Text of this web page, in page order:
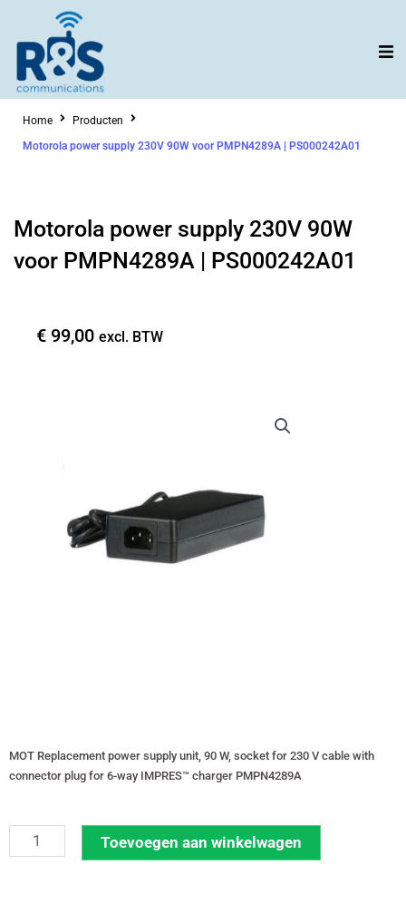
inhoud
Home
Producten
Motorola power supply 230V 90W voor PMPN4289A | PS000242A01
Motorola power supply 230V 90W
voor PMPN4289A | PS000242A01
€ 99,00 excl. BTW
MOT Replacement power supply unit, 90 W, socket for 230 V cable with
connector plug for 6-way IMPRES™ charger PMPN4289A
Motorola
power
Toevoegen aan winkelwagen